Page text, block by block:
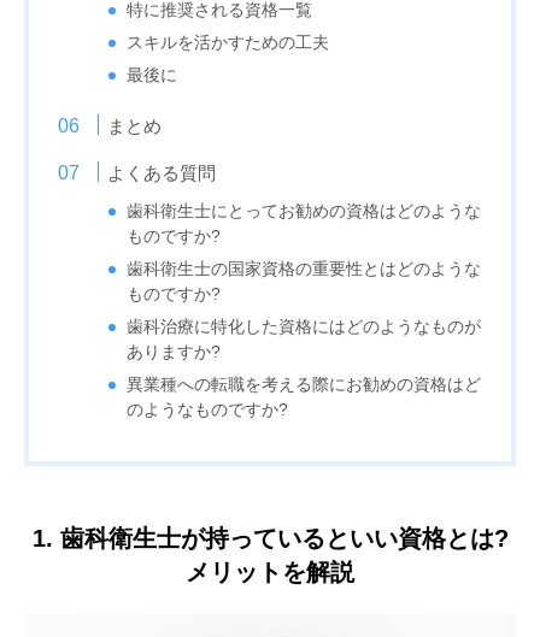
特に推奨される資格一覧
スキルを活かすための工夫
最後に
まとめ
よくある質問
歯科衛生士にとってお勧めの資格はどのような
ものですか?
歯科衛生士の国家資格の重要性とはどのような
ものですか?
歯科治療に特化した資格にはどのようなものが
ありますか?
異業種への転職を考える際にお勧めの資格はど
のようなものですか?
1. 歯科衛生士が持っているといい資格とは?
メリットを解説